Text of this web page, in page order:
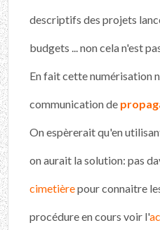
descriptifs des projets
budgets ... non cela n'est
En fait cette numérisation
communication de
On espèrerait qu'en
on aurait la solution: pas
cimetièrepour connaitre
procédure en cours voir l'